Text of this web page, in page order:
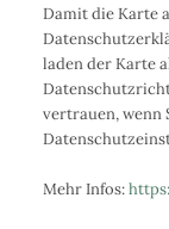
Damit die Karte
laden der Karte
vertrauen, wenn
Mehr Infos: